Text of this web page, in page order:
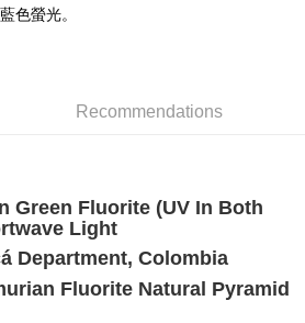
色螢光。
Recommendations
Green Fluorite (UV In Both
Light
Department, Colombia
Fluorite Natural Pyramid